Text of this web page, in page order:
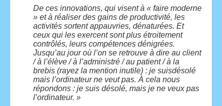
De ces innovations, qui visent à « faire moderne
» et à réaliser des gains de productivité, les
activités sortent appauvries, dénaturées. Et
ceux qui les exercent sont plus étroitement
contrôlés, leurs compétences dénigrées.
Jusqu’au jour où l’on se retrouve à dire au client
/ à l’élève / à l’administré / au patient / à la
brebis (rayez la mention inutile) : je suisdésolé
mais l’ordinateur ne veut pas. À cela nous
répondons : je suis désolé, mais je ne veux pas
l’ordinateur. »